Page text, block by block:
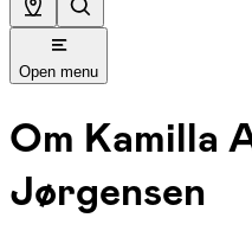
Open menu
Om Kamilla
Jørgensen